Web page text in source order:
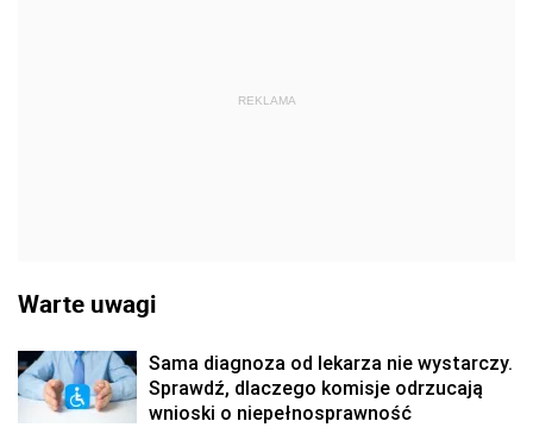
REKLAMA
Warte uwagi
Sama diagnoza od lekarza nie wystarczy.
Sprawdź, dlaczego komisje odrzucają
wnioski o niepełnosprawność